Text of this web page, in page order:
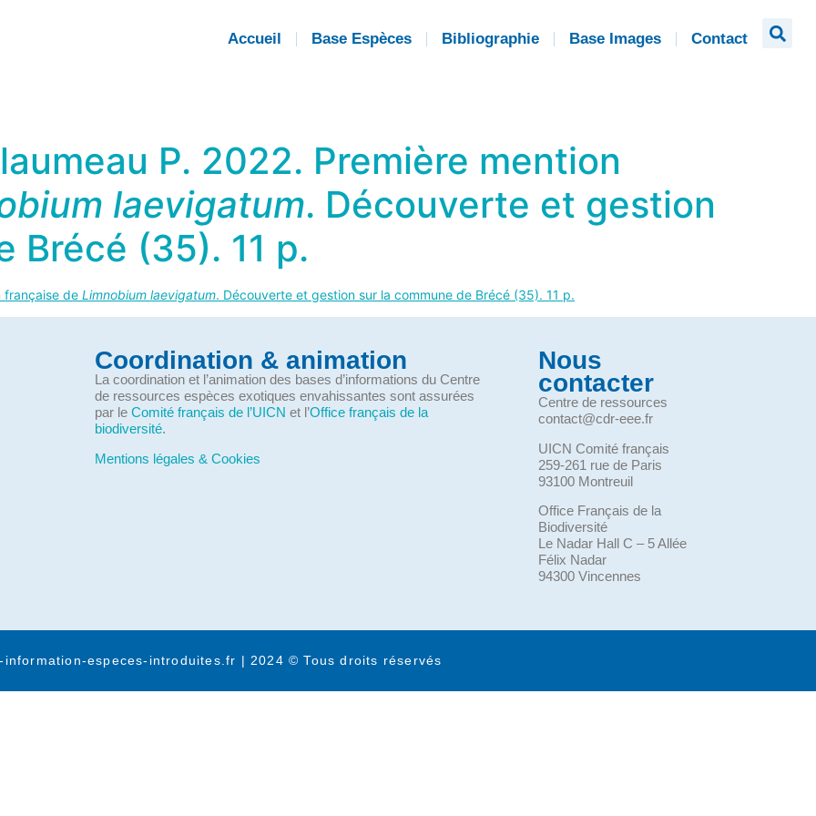
Accueil Base Espèces Bibliographie Base Images Contact
P. 2022. Première mention
laevigatum. Découverte et gestion
Brécé (35). 11 p.
française de Limnobium laevigatum. Découverte et gestion sur la commune de Brécé (35). 11 p.
Coordination & animation
La coordination et l’animation des bases d’informations du Centre
de ressources espèces exotiques envahissantes sont assurées
par le Comité français de l’UICN et l’Office français de la
biodiversité.
Mentions légales & Cookies
Nous
contacter
Centre de ressources
contact@cdr-eee.fr
UICN Comité français
259-261 rue de Paris
93100 Montreuil
Office Français de la
Biodiversité
Le Nadar Hall C – 5 Allée
Félix Nadar
94300 Vincennes
information-especes-introduites.fr | 2024 © Tous droits réservés